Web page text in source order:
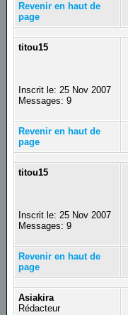
Revenir en haut de
page
titou15
Inscrit le: 25 Nov 2007
Messages: 9
Revenir en haut de
page
titou15
Inscrit le: 25 Nov 2007
Messages: 9
Revenir en haut de
page
Asiakira
Rédacteur